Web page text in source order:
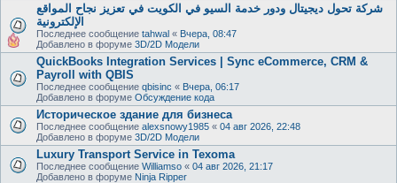
شركة تحول ديجيتال ودور خدمة السيو في الكويت في تعزيز نجاح المواقع
الإلكترونية
Последнее сообщение tahwal « Вчера, 08:47
Добавлено в форуме 3D/2D Модели
QuickBooks Integration Services | Sync eCommerce, CRM &
Payroll with QBIS
Последнее сообщение qbisinc « Вчера, 06:17
Добавлено в форуме Обсуждение кода
Историческое здание для бизнеса
Последнее сообщение alexsnowy1985 « 04 авг 2026, 22:48
Добавлено в форуме 3D/2D Модели
Luxury Transport Service in Texoma
Последнее сообщение Williamso « 04 авг 2026, 21:17
Добавлено в форуме Ninja Ripper